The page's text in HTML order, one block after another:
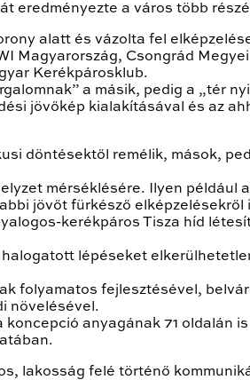
eredményezte a város több
alatt és vázolta fel
Magyarország, Csongrád Megyei
Kerékpárosklub.
a másik, pedig a „tér
jövőkép kialakításával és az
döntésektől remélik, mások,
mérséklésére. Ilyen például a
jövőt fürkésző elképzelésekről
kerékpáros Tisza híd
lépéseket
folyamatos fejlesztésével,
növelésével.
anyagának 71 oldalán
lakosság felé történő